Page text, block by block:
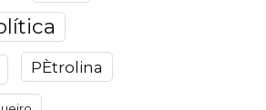
PÈtrolina